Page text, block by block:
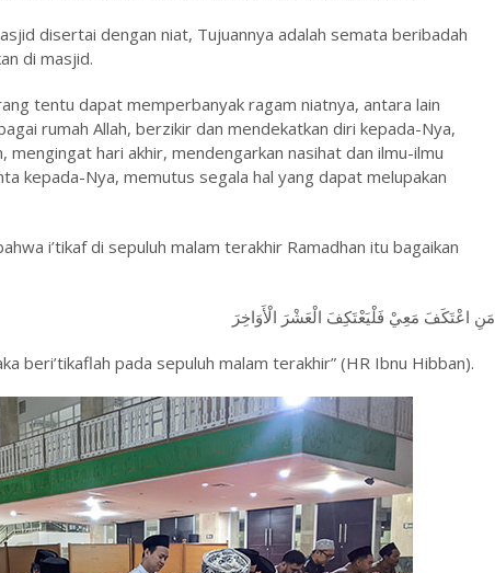
disertai dengan niat, Tujuannya adalah semata beribadah
di masjid.
tentu dapat memperbanyak ragam niatnya, antara lain
rumah Allah, berzikir dan mendekatkan diri kepada-Nya,
hari akhir, mendengarkan nasihat dan ilmu-ilmu
kepada-Nya, memutus segala hal yang dapat melupakan
i’tikaf di sepuluh malam terakhir Ramadhan itu bagaikan
مَنِ اعْتَكَفَ مَعِيْ فَلْيَعْتَكِفَ الْعَشْرَ الْأَوَاخِرَ
beri’tikaflah pada sepuluh malam terakhir” (HR Ibnu Hibban).